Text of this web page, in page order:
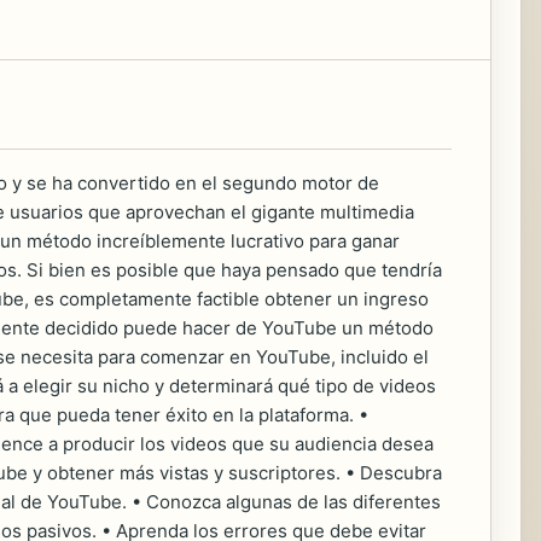
y se ha convertido en el segundo motor de
usuarios que aprovechan el gigante multimedia
método increíblemente lucrativo para ganar
Si bien es posible que haya pensado que tendría
es completamente factible obtener un ingreso
decidido puede hacer de YouTube un método
necesita para comenzar en YouTube, incluido el
elegir su nicho y determinará qué tipo de videos
que pueda tener éxito en la plataforma. •
a producir los videos que su audiencia desea
y obtener más vistas y suscriptores. • Descubra
de YouTube. • Conozca algunas de las diferentes
pasivos. • Aprenda los errores que debe evitar